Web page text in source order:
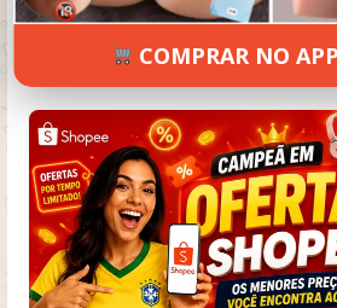
4.3/5 (28 avaliações)
COMPRAR NO